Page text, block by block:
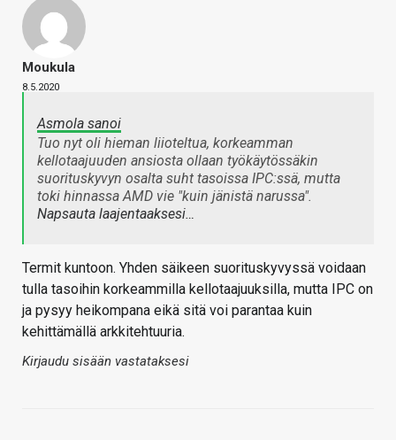
Moukula
8.5.2020
Asmola sanoi
Tuo nyt oli hieman liioteltua, korkeamman
kellotaajuuden ansiosta ollaan työkäytössäkin
suorituskyvyn osalta suht tasoissa IPC:ssä, mutta
toki hinnassa AMD vie "kuin jänistä narussa".
Napsauta laajentaaksesi…
Termit kuntoon. Yhden säikeen suorituskyvyssä voidaan
tulla tasoihin korkeammilla kellotaajuuksilla, mutta IPC on
ja pysyy heikompana eikä sitä voi parantaa kuin
kehittämällä arkkitehtuuria.
Kirjaudu sisään vastataksesi